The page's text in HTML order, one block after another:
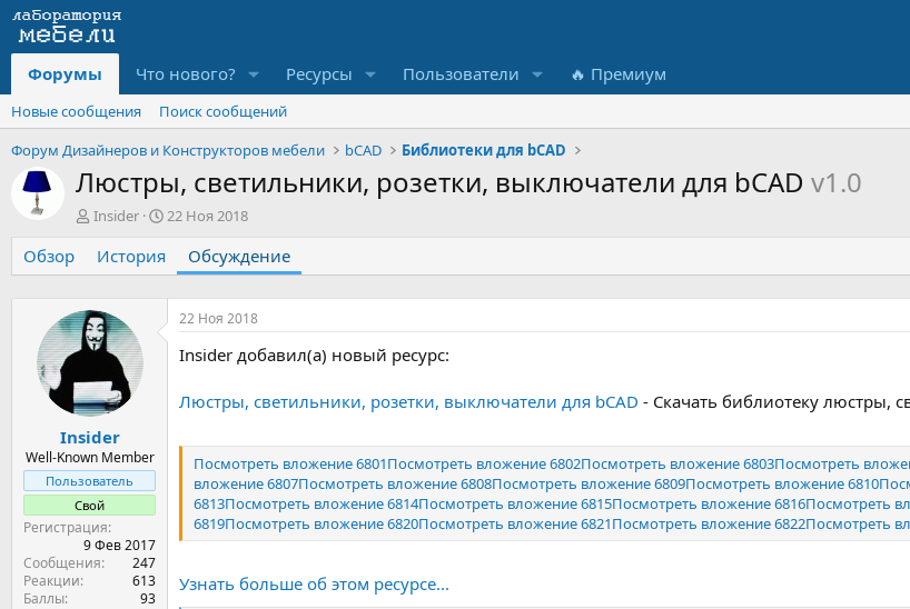
Форумы Что нового? Ресурсы Пользователи 🔥 Премиум
Новые сообщения
Поиск сообщений
Форум Дизайнеров и Конструкторов мебели
bCAD Библиотеки для bCAD
Люстры, светильники, розетки, выключатели для bCAD v1.0
А
т
о
т
е
м
Insider
Д
а
н
22 Ноя 2018
Обзор История Обсуждение
Insider
Well-Known Member
Пользователь
Свой
Регистрация
9 Фев 2017
Сообщения
247
Реакции
613
Баллы
93
22 Ноя 2018
Insider добавил(а) новый ресурс:
Люстры, светильники, розетки, выключатели для bCAD - Скачать библиотеку люстры,
Посмотреть вложение 6801Посмотреть вложение 6802Посмотреть вложение 6803Посмотреть
вложение 6807Посмотреть вложение 6808Посмотреть вложение 6809Посмотреть вложение 6810
6813Посмотреть вложение 6814Посмотреть вложение 6815Посмотреть вложение 6816Посмотреть
6819Посмотреть вложение 6820Посмотреть вложение 6821Посмотреть вложение 6822Посмотреть
Узнать больше об этом ресурсе...